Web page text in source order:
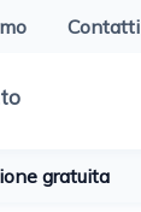
Contatti
gratuita